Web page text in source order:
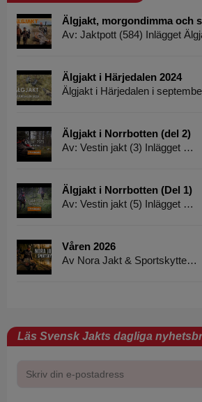
Älgjakt, morgondimma och
Av: Jaktpott (584) Inlägget
Älgjakt i Härjedalen 2024
Älgjakt i Härjedalen i
Älgjakt i Norrbotten (del 2)
Av: Vestin jakt (3) Inlägget …
Älgjakt i Norrbotten (Del 1)
Av: Vestin jakt (5) Inlägget …
Våren 2026
Av Nora Jakt & Sportskytte…
Läs Svensk Jakts dagliga